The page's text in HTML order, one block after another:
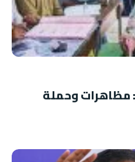
مظاهرات وحملة